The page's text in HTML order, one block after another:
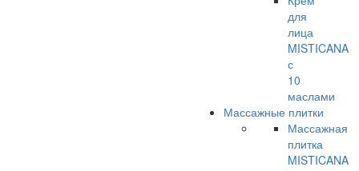
для
лица
MISTICANA
с
10
маслами
Массажные плитки
Массажная
плитка
MISTICANA